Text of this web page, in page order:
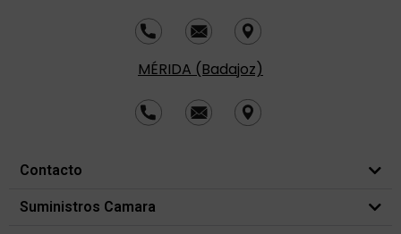
MÉRIDA (Badajoz)
Contacto
Suministros Camara